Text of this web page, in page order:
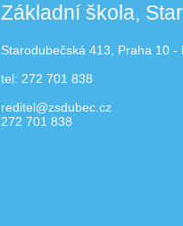
Základní škola,
Starodubečská 413, Praha 10 -
tel: 272 701 838
reditel@zsdubec.cz
272 701 838